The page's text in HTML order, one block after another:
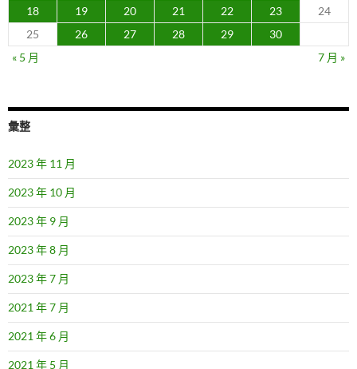
18
19 20 21 22 23
24
25
26 27 28 29
30
« 5 月
7 月 »
彙整
2023 年 11 月
2023 年 10 月
2023 年 9 月
2023 年 8 月
2023 年 7 月
2021 年 7 月
2021 年 6 月
2021 年 5 月